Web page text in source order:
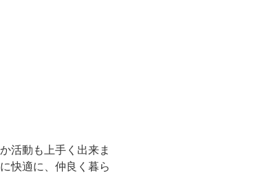
活動も上手く出来ま
快適に、仲良く暮ら